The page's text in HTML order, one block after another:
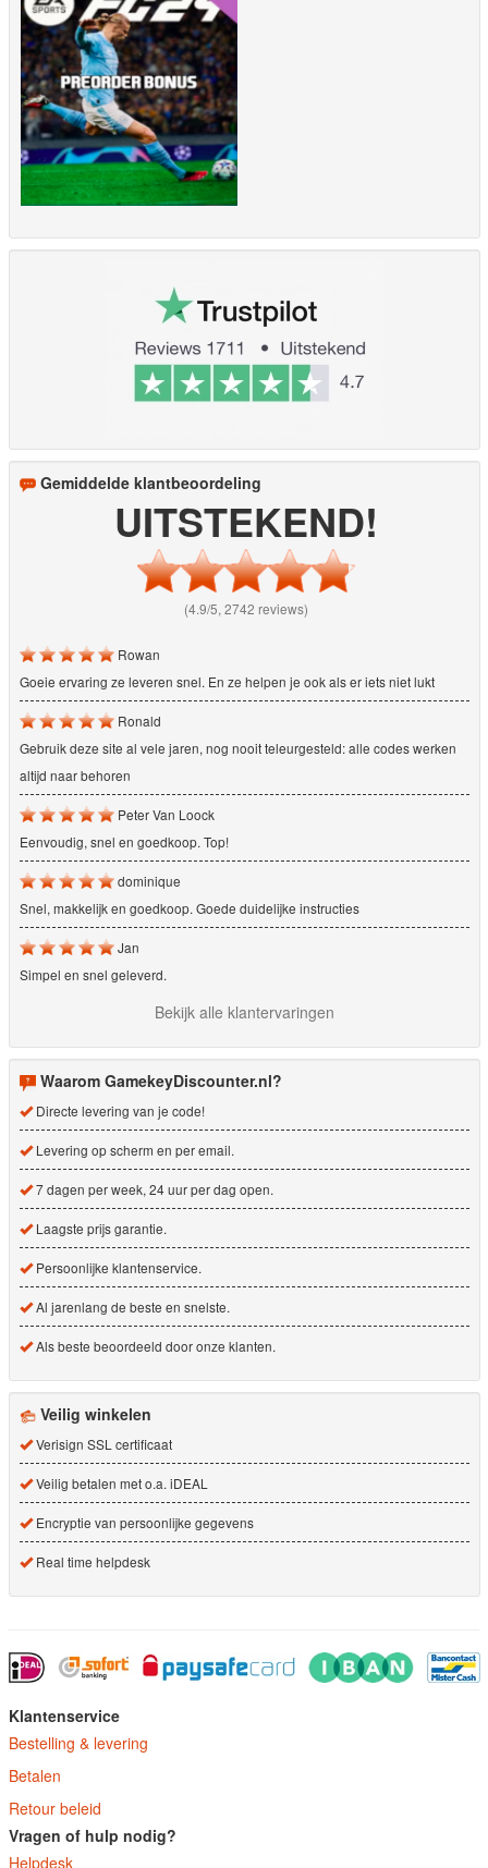
Gemiddelde klantbeoordeling
UITSTEKEND!
(4.9/5, 2742 reviews)
Rowan
Goeie ervaring ze leveren snel. En ze helpen je ook als er iets niet lukt
Ronald
Gebruik deze site al vele jaren, nog nooit teleurgesteld: alle codes werken
altijd naar behoren
Peter Van Loock
Eenvoudig, snel en goedkoop. Top!
dominique
Snel, makkelijk en goedkoop. Goede duidelijke instructies
Jan
Simpel en snel geleverd.
Bekijk alle klantervaringen
Waarom GamekeyDiscounter.nl?
Directe levering van je code!
Levering op scherm en per email.
7 dagen per week, 24 uur per dag open.
Laagste prijs garantie.
Persoonlijke klantenservice.
Al jarenlang de beste en snelste.
Als beste beoordeeld door onze klanten.
Veilig winkelen
Verisign SSL certificaat
Veilig betalen met o.a. iDEAL
Encryptie van persoonlijke gegevens
Real time helpdesk
Klantenservice
Bestelling & levering
Betalen
Retour beleid
Vragen of hulp nodig?
Helpdesk